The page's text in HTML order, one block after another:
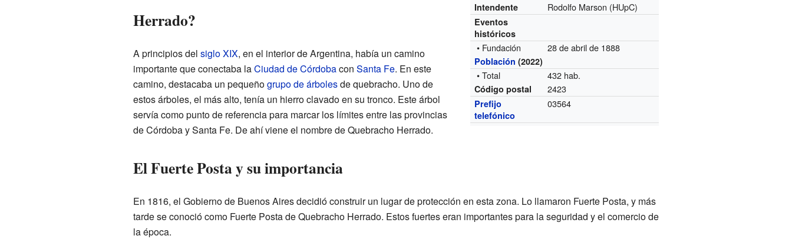
Intendente Rodolfo Marson (HUpC)
Eventos
históricos
• Fundación 28 de abril de 1888
Población (2022)
• Total 432 hab.
Código postal 2423
Prefijo
telefónico
03564
Herrado?
A principios del siglo XIX, en el interior de Argentina, había un camino
importante que conectaba laCiudad de Córdobacon Santa Fe. En este
camino, destacaba un pequeñogrupo de árbolesde quebracho. Uno de
estos árboles, el más alto, tenía un hierro clavado en su tronco. Este árbol
servía como punto de referencia para marcar los límites entre las provincias
de Córdoba y Santa Fe. De ahí viene el nombre de Quebracho Herrado.
El Fuerte Posta y su importancia
En 1816, el Gobierno de Buenos Aires decidió construir un lugar de protección en esta zona. Lo llamaron Fuerte Posta, y más
tarde se conoció como Fuerte Posta de Quebracho Herrado. Estos fuertes eran importantes para la seguridad y el comercio de
la época.